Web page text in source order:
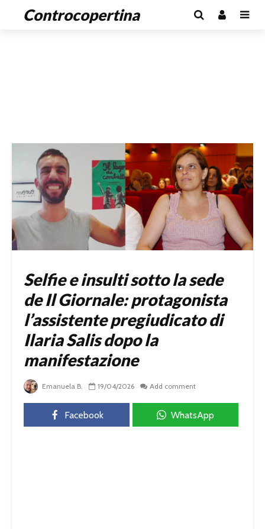
Controcopertina
Selfie e insulti sotto la sede
de Il Giornale: protagonista
l’assistente pregiudicato di
Ilaria Salis dopo la
manifestazione
Emanuela B. 19/04/2026 Add comment
Facebook WhatsApp